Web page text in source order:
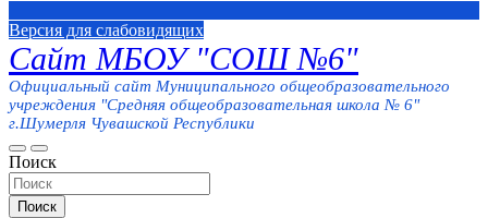
Версия для слабовидящих
Сайт МБОУ "СОШ №6"
Официальный сайт Муниципального общеобразовательного
учреждения "Средняя общеобразовательная школа № 6"
г.Шумерля Чувашской Республики
Поиск
Поиск